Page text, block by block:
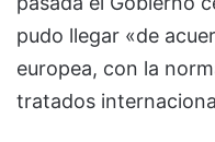
pudo llegar «de
europea, con la
tratados